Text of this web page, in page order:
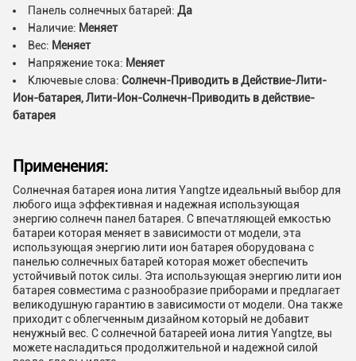
Панель солнечных батарей: Да
Наличие: Меняет
Вес: Меняет
Напряжение тока: Меняет
Ключевые слова: Солнечн-Приводить в Действие-Лити-
Ион-батарея, Лити-Ион-Солнечн-Приводить в действие-
батарея
Применения:
Солнечная батарея иона лития Yangtze идеальный выбор для
любого ища эффективная и надежная использующая
энергию солнечн панел батарея. С впечатляющей емкостью
батареи которая меняет в зависимости от модели, эта
использующая энергию лити ион батарея оборудована с
панелью солнечных батарей которая может обеспечить
устойчивый поток силы. Эта использующая энергию лити ион
батарея совместима с разнообразие приборами и предлагает
великодушную гарантию в зависимости от модели. Она также
приходит с облегченным дизайном который не добавит
ненужный вес. С солнечной батареей иона лития Yangtze, вы
можете насладиться продолжительной и надежной силой